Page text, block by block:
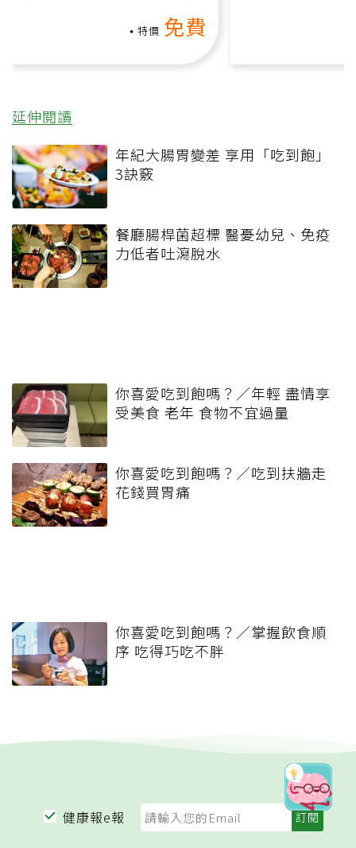
特價 免費
延伸閱讀
年紀大腸胃變差 享用「吃到飽」
3訣竅
餐廳腸桿菌超標 醫憂幼兒、免疫
力低者吐瀉脫水
你喜愛吃到飽嗎？／年輕 盡情享
受美食 老年 食物不宜過量
你喜愛吃到飽嗎？／吃到扶牆走
花錢買胃痛
你喜愛吃到飽嗎？／掌握飲食順
序 吃得巧吃不胖
健康報e報